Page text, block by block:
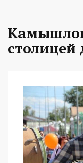
столицей